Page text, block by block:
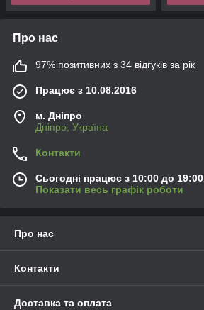
Про нас
97% позитивних з 34 відгуків за рік
Працює з 10.08.2016
м. Дніпро
Дніпро, Україна
Контакти
Сьогодні працює з 10:00 до 19:00
Показати весь графік роботи
Про нас
Контакти
Доставка та оплата